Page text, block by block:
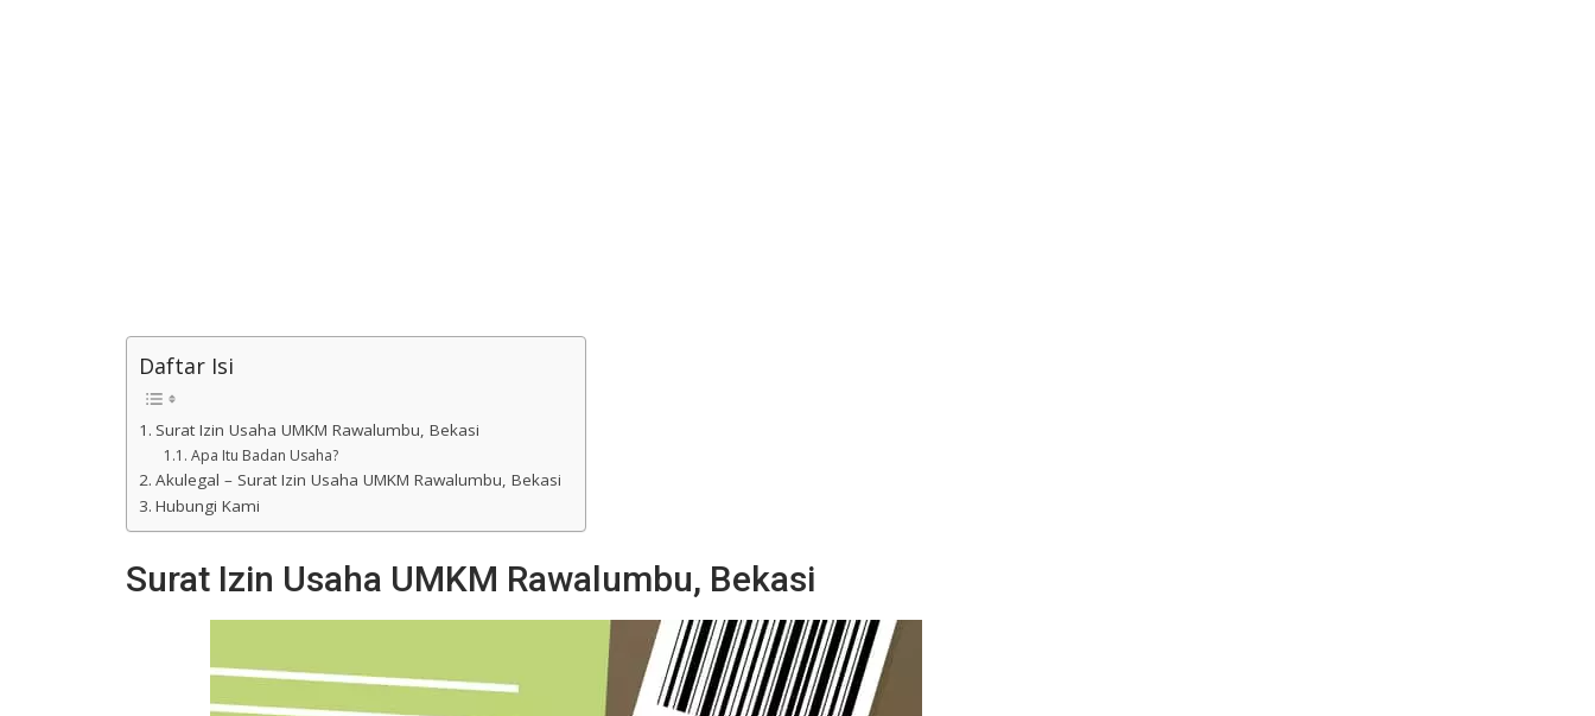
Daftar Isi
Surat Izin Usaha UMKM Rawalumbu, Bekasi
Apa Itu Badan Usaha?
Akulegal – Surat Izin Usaha UMKM Rawalumbu, Bekasi
Hubungi Kami
Surat Izin Usaha UMKM Rawalumbu, Bekasi